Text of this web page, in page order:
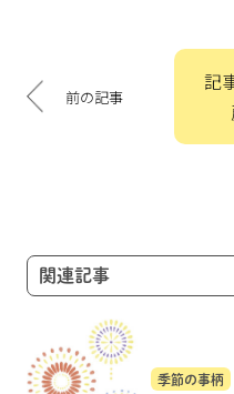
稿
ナ
ョ
ン
前の記事
記
関連記事
季節の事柄